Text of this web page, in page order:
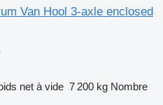
Van Hool 3-axle enclosed
net à vide 7 200 kg Nombre